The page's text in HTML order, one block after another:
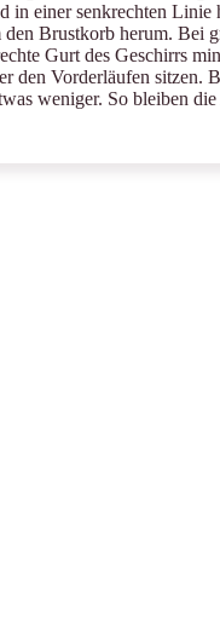
in einer senkrechten Linie
den Brustkorb herum. Bei
Gurt des Geschirrs
den Vorderläufen sitzen.
weniger. So bleiben